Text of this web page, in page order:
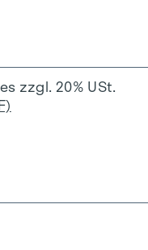
zzgl. 20% USt.